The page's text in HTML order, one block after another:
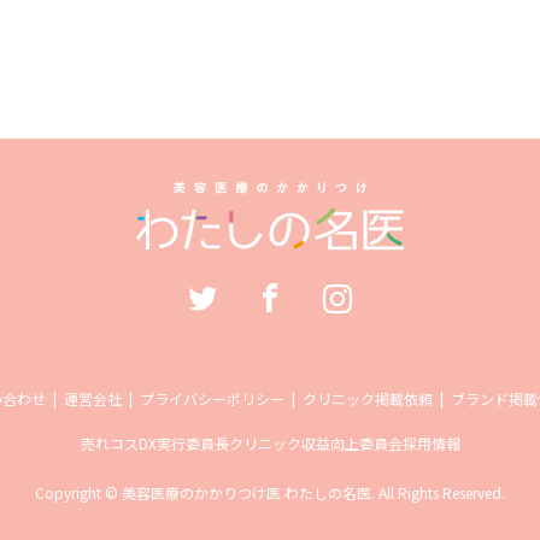
わせ 運営会社 プライバシーポリシー クリニック掲載依頼 ブランド掲
売れコスDX実行委員長クリニック収益向上委員会採用情報
Copyright © 美容医療のかかりつけ医 わたしの名医. All Rights Reserved.